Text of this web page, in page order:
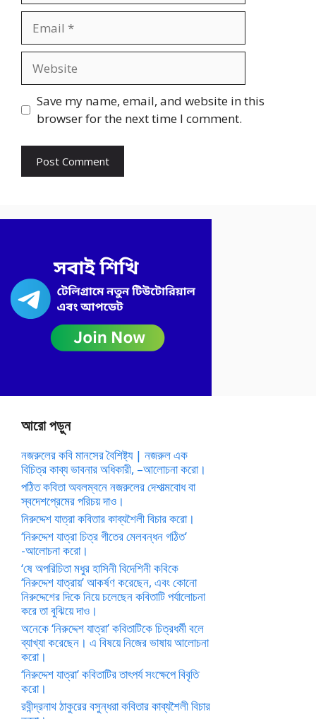
Save my name, email, and website in this
browser for the next time I comment.
আরো পড়ুন
নজরুলের কবি মানসের বৈশিষ্ট্য | নজরুল এক
বিচিত্র কাব্য ভাবনার অধিকারী, –আলোচনা করো।
পঠিত কবিতা অবলম্বনে নজরুলের দেশাত্মবোধ বা
স্বদেশপ্রেমের পরিচয় দাও।
নিরুদ্দেশ যাত্রা কবিতার কাব্যশৈলী বিচার করো।
‘নিরুদ্দেশ যাত্রা চিত্র গীতের মেলবন্ধন গঠিত’
-আলোচনা করো।
‘ষে অপরিচিতা মধুর হাসিনী বিদেশিনী কবিকে
‘নিরুদ্দেশ যাত্রায়’ আকর্ষণ করেছেন, এবং কোনো
নিরুদ্দেশের দিকে নিয়ে চলেছেন কবিতাটি পর্যালোচনা
করে তা বুঝিয়ে দাও।
অনেকে ‘নিরুদ্দেশ যাত্রা’ কবিতাটিকে চিত্রধর্মী বলে
ব্যাখ্যা করেছেন। এ বিষয়ে নিজের ভাষায় আলোচনা
করো।
‘নিরুদ্দেশ যাত্রা’ কবিতাটির তাৎপর্য সংক্ষেপে বিবৃতি
করো।
রবীন্দ্রনাথ ঠাকুরের বসুন্ধরা কবিতার কাব্যশৈলী বিচার